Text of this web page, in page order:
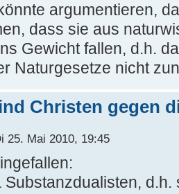
argumentieren,
dass sie aus
Gewicht fallen, d.h.
Naturgesetze nicht
Christen gegen
25. Mai 2010, 19:45